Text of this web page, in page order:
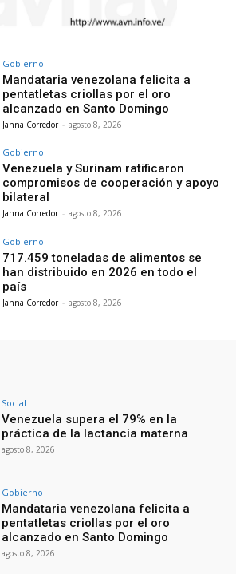
Gobierno
Mandataria venezolana felicita a
pentatletas criollas por el oro
alcanzado en Santo Domingo
Janna Corredor - agosto 8, 2026
Gobierno
Venezuela y Surinam ratificaron
compromisos de cooperación y apoyo
bilateral
Janna Corredor - agosto 8, 2026
Gobierno
717.459 toneladas de alimentos se
han distribuido en 2026 en todo el
país
Janna Corredor - agosto 8, 2026
Social
Venezuela supera el 79% en la
práctica de la lactancia materna
agosto 8, 2026
Gobierno
Mandataria venezolana felicita a
pentatletas criollas por el oro
alcanzado en Santo Domingo
agosto 8, 2026